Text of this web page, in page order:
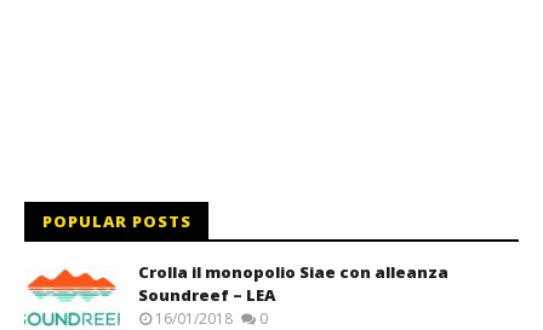
POPULAR POSTS
Crolla il monopolio Siae con alleanza
Soundreef – LEA
16/01/2018 0